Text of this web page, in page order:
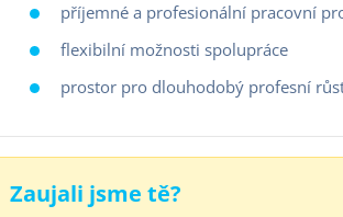
příjemné a profesionální pracovní
flexibilní možnosti spolupráce
prostor pro dlouhodobý profesní
Zaujali jsme tě?